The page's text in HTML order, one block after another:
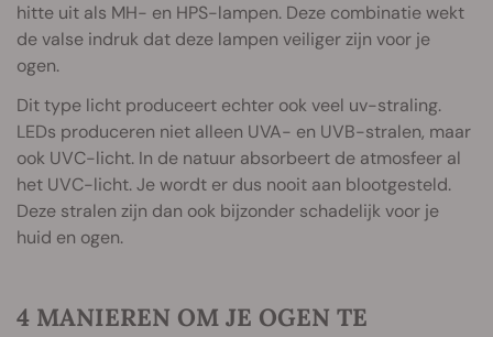
hitte uit als MH- en HPS-lampen. Deze combinatie wekt
de valse indruk dat deze lampen veiliger zijn voor je
ogen.
Dit type licht produceert echter ook veel uv-straling.
LEDs produceren niet alleen UVA- en UVB-stralen, maar
ook UVC-licht. In de natuur absorbeert de atmosfeer al
het UVC-licht. Je wordt er dus nooit aan blootgesteld.
Deze stralen zijn dan ook bijzonder schadelijk voor je
huid en ogen.
4 MANIEREN OM JE OGEN TE